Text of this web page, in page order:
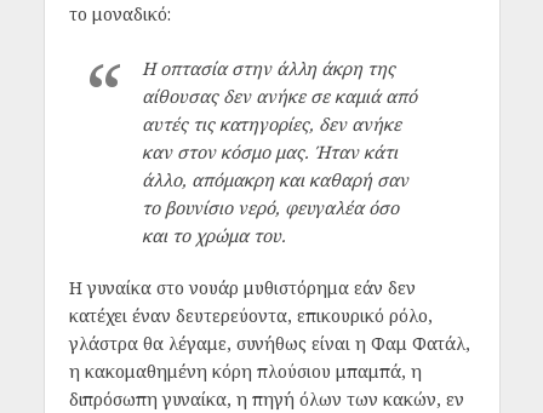
το μοναδικό:
Η οπτασία στην άλλη άκρη της
αίθουσας δεν ανήκε σε καμιά από
αυτές τις κατηγορίες, δεν ανήκε
καν στον κόσμο μας. Ήταν κάτι
άλλο, απόμακρη και καθαρή σαν
το βουνίσιο νερό, φευγαλέα όσο
και το χρώμα του.
Η γυναίκα στο νουάρ μυθιστόρημα εάν δεν
κατέχει έναν δευτερεύοντα, επικουρικό ρόλο,
γλάστρα θα λέγαμε, συνήθως είναι η Φαμ Φατάλ,
η κακομαθημένη κόρη πλούσιου μπαμπά, η
διπρόσωπη γυναίκα, η πηγή όλων των κακών, εν